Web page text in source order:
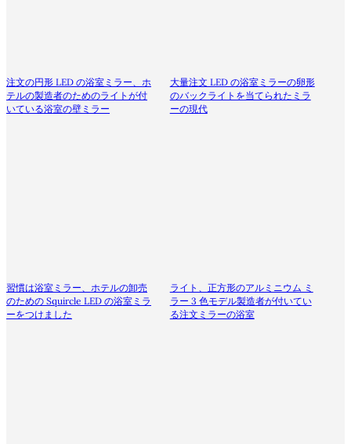
注文の円形 LED の浴室ミラー、ホ
テルの製造者のためのライトが付
いている浴室の壁ミラー
大量注文 LED の浴室ミラーの卵形
のバックライトを当てられたミラ
ーの現代
習慣は浴室ミラー、ホテルの卸売
のための Squircle LED の浴室ミラ
ーをつけました
ライト、正方形のアルミニウム ミ
ラー 3 色モデル製造者が付いてい
る注文ミラーの浴室